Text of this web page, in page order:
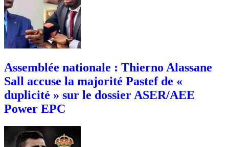
Assemblée nationale : Thierno Alassane
Sall accuse la majorité Pastef de «
duplicité » sur le dossier ASER/AEE
Power EPC